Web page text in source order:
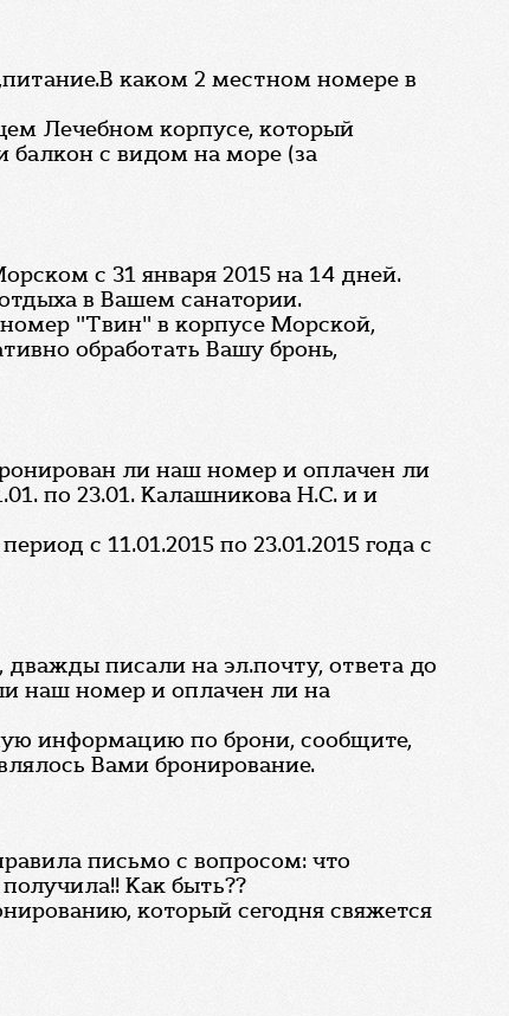
каком 2 местном номере в
Лечебном корпусе, который
с видом на море (за
с 31 января 2015 на 14 дней.
в Вашем санатории.
номер "Твин" в корпусе Морской,
обработать Вашу бронь,
ли наш номер и оплачен ли
по 23.01. Калашникова Н.С. и и
с 11.01.2015 по 23.01.2015 года с
писали на эл.почту, ответа до
наш номер и оплачен ли на
информацию по брони, сообщите,
Вами бронирование.
письмо с вопросом: что
Как быть??
который сегодня свяжется